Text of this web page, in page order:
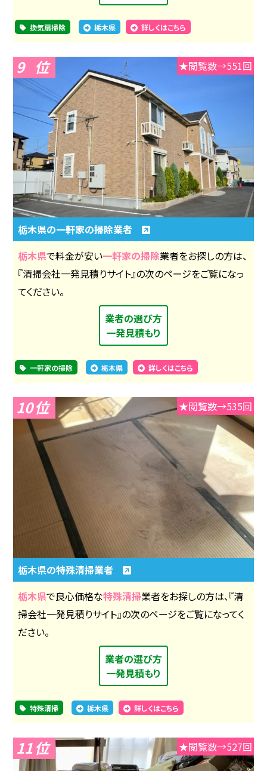
換気扇掃除 栃木県 詳しくはこちら
9 ★閲覧数→551回
栃木県の一軒家の掃除業者
栃木県で料金が安い一軒家の掃除業者をお探しの方は、
『清掃会社一発見積りサイト』の次のページをご覧になっ
てください。
業者の選び方
一発見積もり
一軒家の掃除 栃木県 詳しくはこちら
10 ★閲覧数→535回
栃木県の特殊清掃業者
栃木県で良心価格な特殊清掃業者をお探しの方は、『清
掃会社一発見積りサイト』の次のページをご覧になってく
ださい。
業者の選び方
一発見積もり
特殊清掃 栃木県 詳しくはこちら
11 ★閲覧数→527回